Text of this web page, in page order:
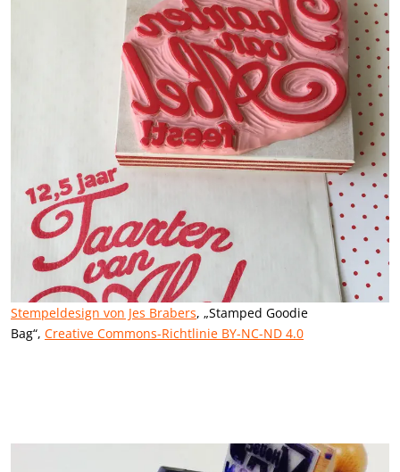
Stempeldesign von Jes Brabers, „Stamped Goodie
Bag“, Creative Commons-Richtlinie BY-NC-ND 4.0